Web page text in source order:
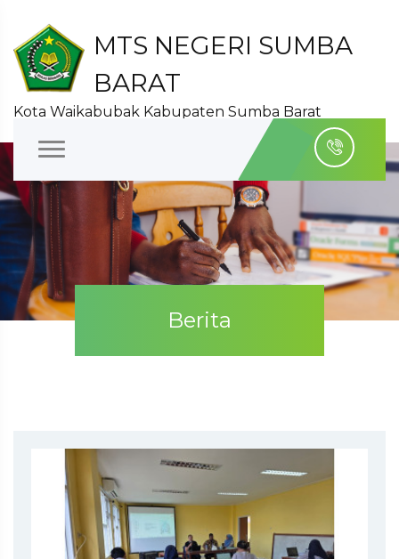
MTS NEGERI SUMBA
BARAT
Kota Waikabubak Kabupaten Sumba Barat
Berita